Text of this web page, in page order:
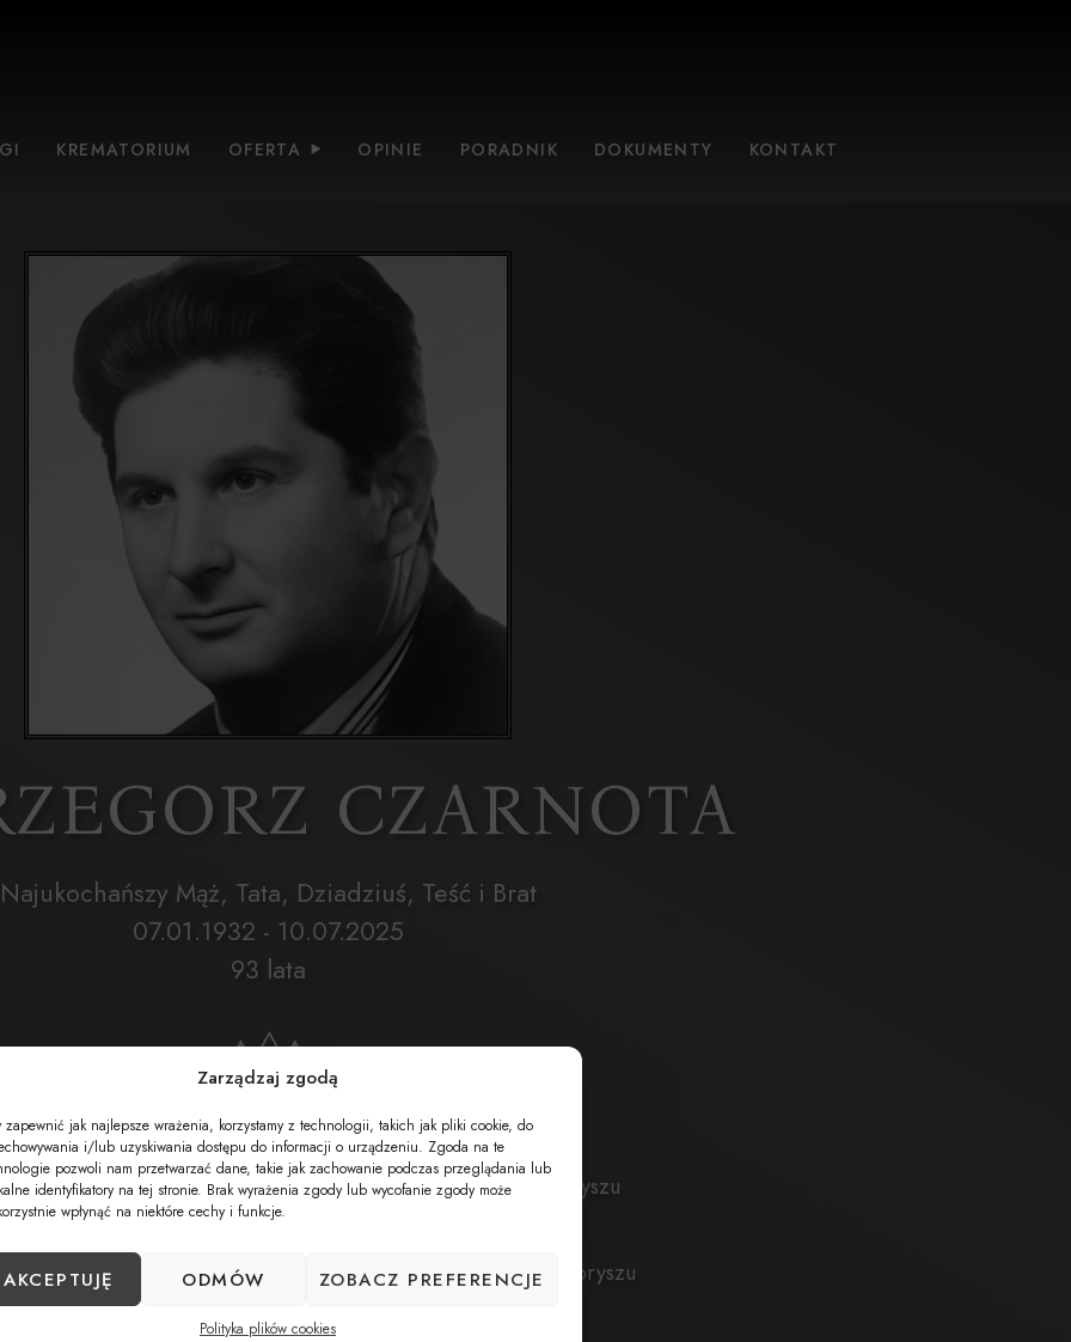
Zarządzaj zgodą
zapewnić jak najlepsze wrażenia, korzystamy z technologii, takich jak pliki cookie, do
i/lub uzyskiwania dostępu do informacji o urządzeniu. Zgoda na te
pozwoli nam przetwarzać dane, takie jak zachowanie podczas przeglądania lub
identyfikatory na tej stronie. Brak wyrażenia zgody lub wycofanie zgody może
wpłynąć na niektóre cechy i funkcje.
AKCEPTUJĘ ODMÓW ZOBACZ PREFERENCJE
Polityka plików cookies
KREMATORIUM OFERTA OPINIE PORADNIK DOKUMENTY KONTAKT
CZARNOTA
Najukochańszy Mąż, Tata, Dziadziuś, Teść i Brat
07.01.1932 - 10.07.2025
93 lata
Data pogrzebu:15.07.2025
15.07.2025 o godz. 12:30 w Kościele Chrystusa Króla w Sporyszu
Żywiec, ul. Piotra Skargi 5
15.07.2025 o godz. 13:00 w Kościele Chrystusa Króla w Sporyszu
Żywiec, ul. Piotra Skargi 5